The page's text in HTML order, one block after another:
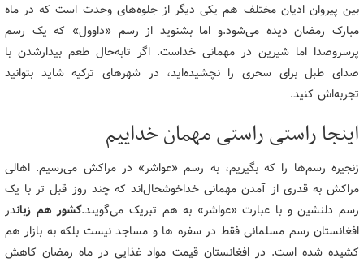
بین پیروان ادیان مختلف هم یکی دیگر از جلوه‌های وحدت است که در ماه
مبارک رمضان دیده می‌شود.و اما بشنوید از رسم «داوول» که یک رسم
پرسروصدا اما شیرین در مهمانی خداست. اگر تابه‌حال طعم بیدارشدن با
صدای طبل برای سحری را نچشیده‌اید، در شهرهای ترکیه شاید بتوانید
تجربه‌اش کنید.
اینجا راستی راستی مهمان خداییم
زنجیره رسم‌ها را که بگیریم، به‌ رسم «عواشر» در مراکش می‌رسیم. اهالی
مراکش به قدری از آمدن مهمانی خداخوشحال‌اند که چند روز قبل تر با یک
رسم دلنشین و با عبارت «عواشر» به هم تبریک می‌گویند.کشور هم زباندر
افغانستان رسم مسلمانی فقط در سفره ها و مساجد نیست بلکه به بازار هم
کشیده شده است. در افغانستان قیمت مواد غذایی در ماه رمضان کاهش